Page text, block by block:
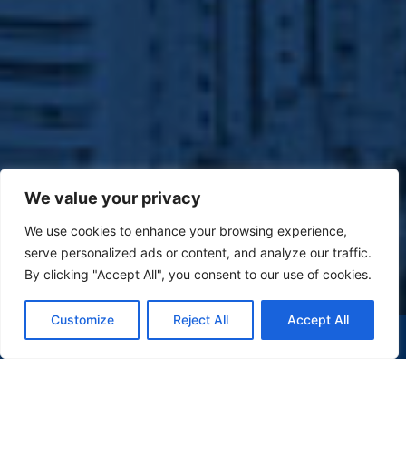
We value your privacy
We use cookies to enhance your browsing experience,
serve personalized ads or content, and analyze our traffic.
By clicking "Accept All", you consent to our use of cookies.
Customize Reject All Accept All
(47) 9 9977-7630